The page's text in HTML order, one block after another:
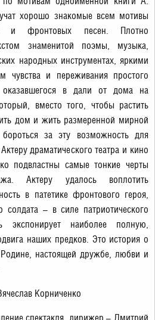
хорошо знакомые всем мотивы
и фронтовых песен. Плотно
знаменитой поэмы, музыка,
народных инструментах, яркими
чувства и переживания простого
оказавшегося в дали от дома на
вместо того, чтобы растить
дом и жить размеренной мирной
за эту возможность для
драматического театра и кино
подвластны самые тонкие черты
Актеру удалось воплотить
в патетике фронтового героя,
– в силе патриотического
экспонирует наиболее полную,
наших предков. Это история о
настоящей дружбе, любви и
Корниченко